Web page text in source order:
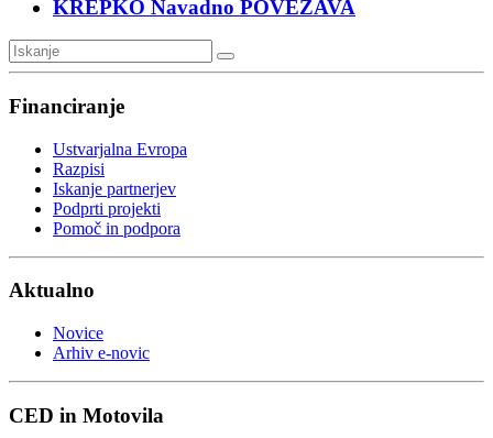
KREPKO Navadno POVEZAVA
Financiranje
Ustvarjalna Evropa
Razpisi
Iskanje partnerjev
Podprti projekti
Pomoč in podpora
Aktualno
Novice
Arhiv e-novic
CED in Motovila